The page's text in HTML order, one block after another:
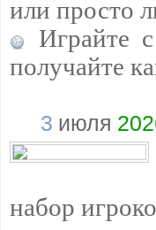
или просто
Играйте
получайте
3 июля
набор